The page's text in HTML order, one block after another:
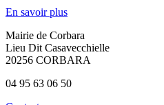
En savoir plus
Mairie de Corbara
Lieu Dit Casavecchielle
20256 CORBARA
04 95 63 06 50